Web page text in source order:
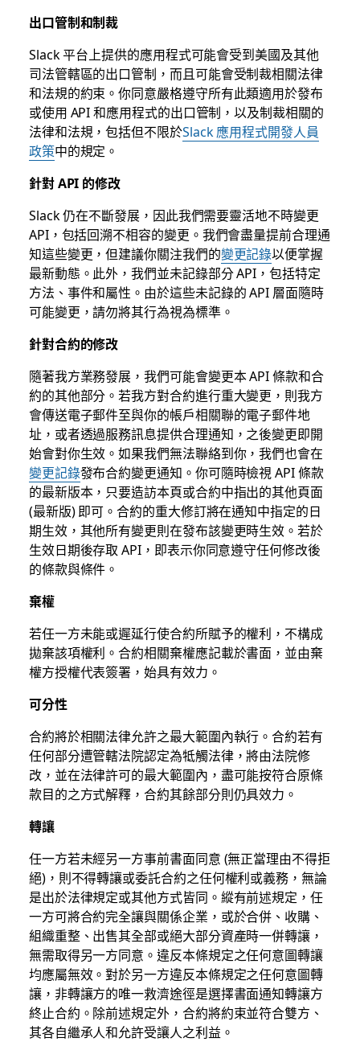
出口管制和制裁
Slack 平台上提供的應用程式可能會受到美國及其他
司法管轄區的出口管制，而且可能會受制裁相關法律
和法規的約束。你同意嚴格遵守所有此類適用於發布
或使用 API 和應用程式的出口管制，以及制裁相關的
法律和法規，包括但不限於Slack 應用程式開發人員
政策中的規定。
針對 API 的修改
Slack 仍在不斷發展，因此我們需要靈活地不時變更
API，包括回溯不相容的變更。我們會盡量提前合理通
知這些變更，但建議你關注我們的變更記錄以便掌握
最新動態。此外，我們並未記錄部分 API，包括特定
方法、事件和屬性。由於這些未記錄的 API 層面隨時
可能變更，請勿將其行為視為標準。
針對合約的修改
隨著我方業務發展，我們可能會變更本 API 條款和合
約的其他部分。若我方對合約進行重大變更，則我方
會傳送電子郵件至與你的帳戶相關聯的電子郵件地
址，或者透過服務訊息提供合理通知，之後變更即開
始會對你生效。如果我們無法聯絡到你，我們也會在
變更記錄發布合約變更通知。你可隨時檢視 API 條款
的最新版本，只要造訪本頁或合約中指出的其他頁面
(最新版) 即可。合約的重大修訂將在通知中指定的日
期生效，其他所有變更則在發布該變更時生效。若於
生效日期後存取 API，即表示你同意遵守任何修改後
的條款與條件。
棄權
若任一方未能或遲延行使合約所賦予的權利，不構成
拋棄該項權利。合約相關棄權應記載於書面，並由棄
權方授權代表簽署，始具有效力。
可分性
合約將於相關法律允許之最大範圍內執行。合約若有
任何部分遭管轄法院認定為牴觸法律，將由法院修
改，並在法律許可的最大範圍內，盡可能按符合原條
款目的之方式解釋，合約其餘部分則仍具效力。
轉讓
任一方若未經另一方事前書面同意 (無正當理由不得拒
絕)，則不得轉讓或委託合約之任何權利或義務，無論
是出於法律規定或其他方式皆同。縱有前述規定，任
一方可將合約完全讓與關係企業，或於合併、收購、
組織重整、出售其全部或絕大部分資產時一併轉讓，
無需取得另一方同意。違反本條規定之任何意圖轉讓
均應屬無效。對於另一方違反本條規定之任何意圖轉
讓，非轉讓方的唯一救濟途徑是選擇書面通知轉讓方
終止合約。除前述規定外，合約將約束並符合雙方、
其各自繼承人和允許受讓人之利益。